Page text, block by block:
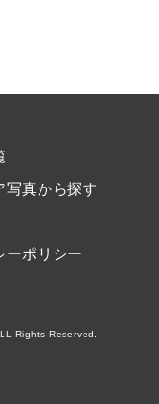
写真から探す
ーポリシー
Rights Reserved.